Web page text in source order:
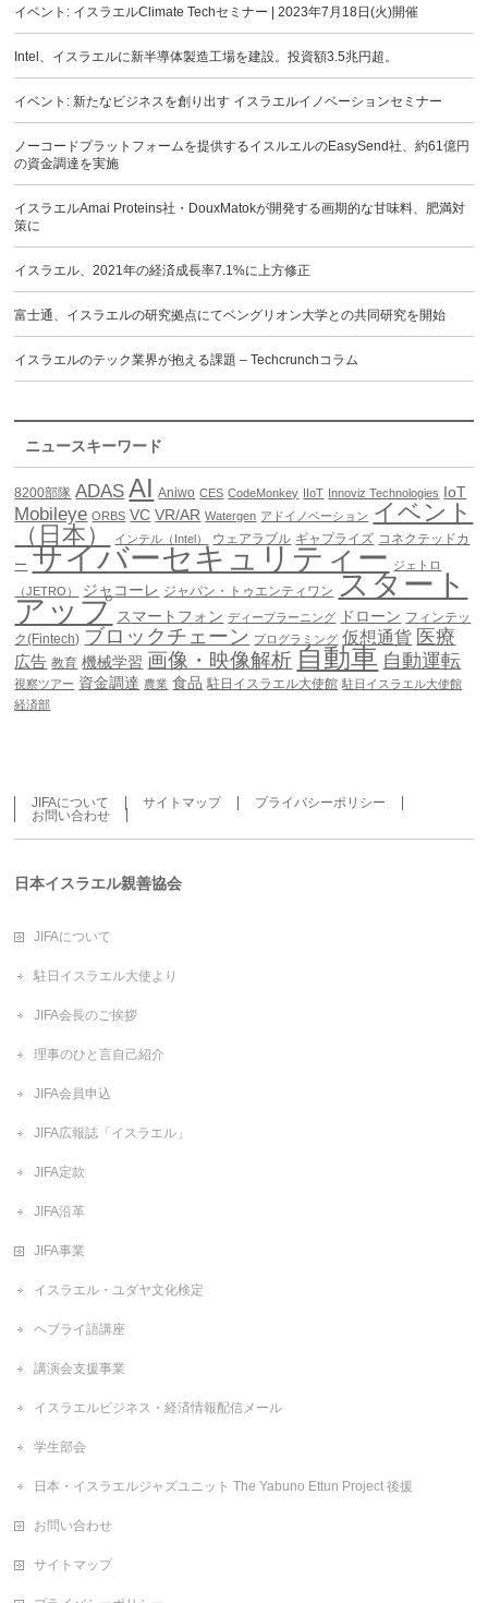
イベント: イスラエルClimate Techセミナー | 2023年7月18日(火)開催
Intel、イスラエルに新半導体製造工場を建設。投資額3.5兆円超。
イベント: 新たなビジネスを創り出す イスラエルイノベーションセミナー
ノーコードプラットフォームを提供するイスルエルのEasySend社、約61億円
の資金調達を実施
イスラエルAmai Proteins社・DouxMatokが開発する画期的な甘味料、肥満対
策に
イスラエル、2021年の経済成長率7.1%に上方修正
富士通、イスラエルの研究拠点にてベングリオン大学との共同研究を開始
イスラエルのテック業界が抱える課題 – Techcrunchコラム
ニュースキーワード
8200部隊 ADAS AI Aniwo CES CodeMonkey IIoT Innoviz Technologies IoT
Mobileye ORBS VC VR/AR Watergen アドイノベーション イベント
（日本）
インテル（Intel） ウェアラブル ギャプライズ コネクテッドカ
ー サイバーセキュリティー ジェトロ
（JETRO）
ジャコーレ ジャパン・トゥエンティワン スタート
アップ スマートフォン ディープラーニング ドローン フィンテッ
ク(Fintech) ブロックチェーン プログラミング 仮想通貨 医療
広告 教育 機械学習 画像・映像解析 自動車 自動運転
視察ツアー 資金調達 農業 食品 駐日イスラエル大使館 駐日イスラエル大使館
経済部
JIFAについて サイトマップ
プライバシーポリシー
お問い合わせ
日本イスラエル親善協会
JIFAについて
駐日イスラエル大使より
JIFA会長のご挨拶
理事のひと言自己紹介
JIFA会員申込
JIFA広報誌「イスラエル」
JIFA定款
JIFA沿革
JIFA事業
イスラエル・ユダヤ文化検定
ヘブライ語講座
講演会支援事業
イスラエルビジネス・経済情報配信メール
学生部会
日本・イスラエルジャズユニット The Yabuno Ettun Project 後援
お問い合わせ
サイトマップ